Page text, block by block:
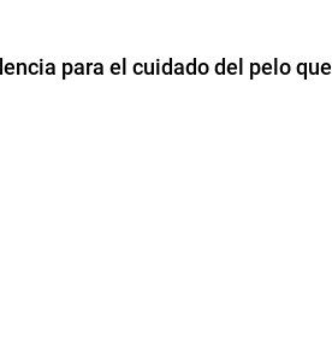
para el cuidado del pelo que